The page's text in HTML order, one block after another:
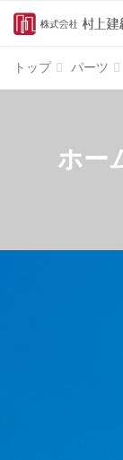
Menu
トップ パーツ
ホー